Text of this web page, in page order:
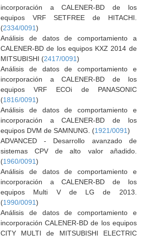
incorporación a CALENER-BD de los
equipos VRF SETFREE de HITACHI.
(2334/0091)
Análisis de datos de comportamiento a
CALENER-BD de los equipos KXZ 2014 de
MITSUBISHI (2417/0091)
Análisis de datos de comportamiento e
incorporación a CALENER-BD de los
equipos VRF ECOi de PANASONIC
(1816/0091)
Análisis de datos de comportamiento e
incorporación a CALENER-BD de los
equipos DVM de SAMNUNG. (1921/0091)
ADVANCED - Desarrollo avanzado de
sistemas CPV de alto valor añadido.
(1960/0091)
Análisis de datos de comportamiento e
incorporación a CALENER-BD de los
equipos Multi V de LG de 2013.
(1990/0091)
Análisis de datos de comportamiento e
incorporación CALENER-BD de los equipos
CITY MULTI de MITSUBISHI ELECTRIC